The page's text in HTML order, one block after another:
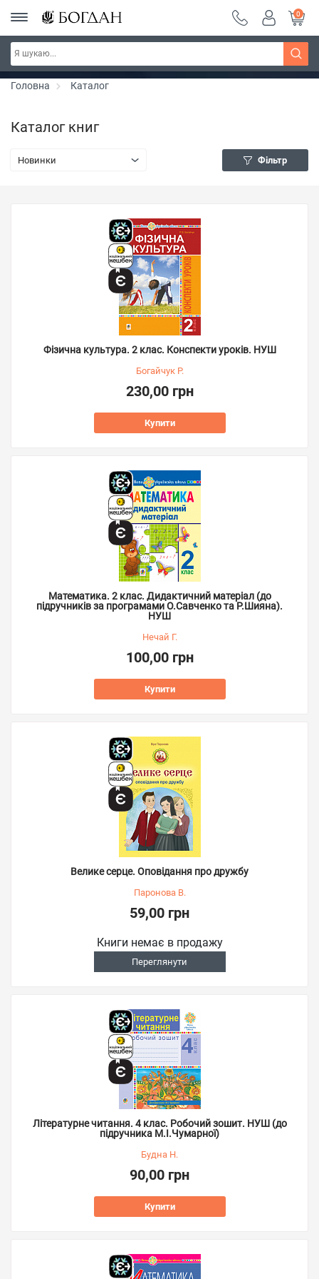
РОЗПРОДАЖ ~ 150 грн ~ 200 грн ~ 250 грн ~
300 грн ~ РОЗПРОДАЖ
Дізнатись більше
0
Головна Каталог
Каталог книг
Новинки Фільтр
Фізична культура. 2 клас. Конспекти уроків. НУШ
Богайчук Р.
230,00 грн
Купити
Математика. 2 клас. Дидактичний матеріал (до
підручників за програмами О.Савченко та Р.Шияна).
НУШ
Нечай Г.
100,00 грн
Купити
Велике серце. Оповідання про дружбу
Паронова В.
59,00 грн
Книги немає в продажу
Переглянути
Літературне читання. 4 клас. Робочий зошит. НУШ (до
підручника М.І.Чумарної)
Будна Н.
90,00 грн
Купити